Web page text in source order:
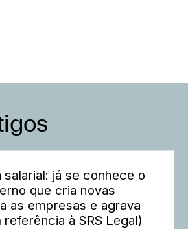
salarial: já se conhece o
que cria novas
as empresas e agrava
à SRS Legal)